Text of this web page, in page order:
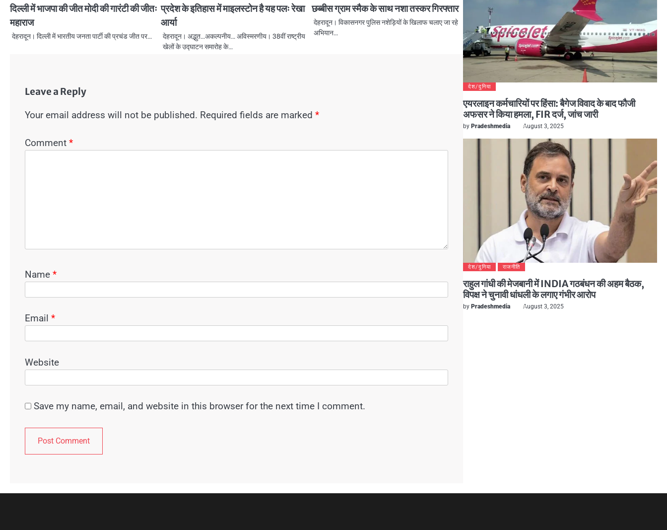
दिल्ली में भाजपा की जीत मोदी की गारंटी की जीतः
महाराज
देहरादून। दिल्ली में भारतीय जनता पार्टी की प्रचंड जीत पर…
प्रदेश के इतिहास में माइलस्टोन है यह पलः रेखा
आर्या
देहरादून। अद्भुत…अकल्पनीय… अविस्मरणीय। 38वीं राष्ट्रीय
खेलों के उद्घाटन समारोह के…
छब्बीस ग्राम स्मैक के साथ नशा तस्कर गिरफ्तार
देहरादून। विकासनगर पुलिस नशेड़ियों के खिलाफ चलाए जा रहे
अभियान…
Leave a Reply
Your email address will not be published. Required fields are marked *
Comment *
Name *
Email *
Website
Save my name, email, and website in this browser for the next time I comment.
देश/दुनिया
एयरलाइन कर्मचारियों पर हिंसा: बैगेज विवाद के बाद फौजी
अफसर ने किया हमला, FIR दर्ज, जांच जारी
by Pradeshmedia August 3, 2025
देश/दुनिया राजनीति
राहुल गांधी की मेजबानी में INDIA गठबंधन की अहम बैठक,
विपक्ष ने चुनावी धांधली के लगाए गंभीर आरोप
by Pradeshmedia August 3, 2025